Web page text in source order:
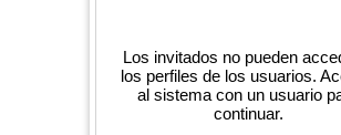
Los invitados no pueden
los perfiles de los usuarios.
al sistema con un usuario
continuar.